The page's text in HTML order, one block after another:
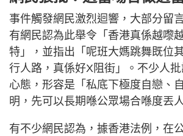
事件觸發網民激烈迴響，大部分留
有網民認為此舉令「香港真係越嚟
特」，並指出「呢班大媽跳舞既位
行人路，真係好X阻街」。不少人
心態，形容是「私底下極度自戀、
明，先可以長期喺公眾場合喺度丟
有不少網民認為，據香港法例，在